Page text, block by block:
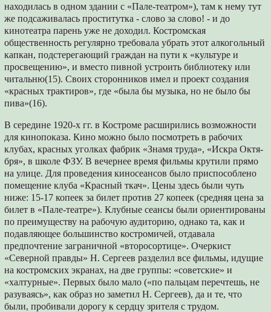
находилась в одном здании с «Пале-театром»), там к нему тут
же подсаживалась проститутка - слово за сло­во! - и до
кинотеатра парень уже не доходил. Костромская
общественность регулярно тре­бовала убрать этот алкогольный
капкан, под­стерегающий граждан на пути к «культуре и
просвещению», и вместо пивной устроить би­блиотеку или
читальню(15). Своих сторонников имел и проект создания
«красных трактиров», где «была бы музыка, но не было бы
пива»(16).
В середине 1920-х гг. в Костроме расшири­лись возможности
для кинопоказа. Кино можно было посмотреть в рабочих
клубах, красных уголках фабрик «Знамя труда», «Искра Октя­
бря», в школе ФЗУ. В вечернее время филь­мы крутили прямо
на улице. Для проведения киносеансов было приспособлено
помещение клуба «Красный ткач». Цены здесь были чуть
ниже: 15-17 копеек за билет против 27 копе­ек (средняя цена за
билет в «Пале-театре»). Клубные сеансы были ориентированы
по пре­имуществу на рабочую аудиторию, однако та, как и
подавляющее большинство костромичей, отдавала
предпочтение заграничной «второсортице». Очеркист
«Северной правды» Н. Сергеев разделил все фильмы, идущие
на костромских экранах, на две группы: «совет­ские» и
«халтурные». Первых было мало («по пальцам перечтешь, не
разуваясь», как образ­ но заметил Н. Сергеев), да и те, что
были, пробивали дорогу к сердцу зрителя с трудом.